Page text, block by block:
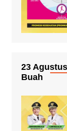
23
Buah